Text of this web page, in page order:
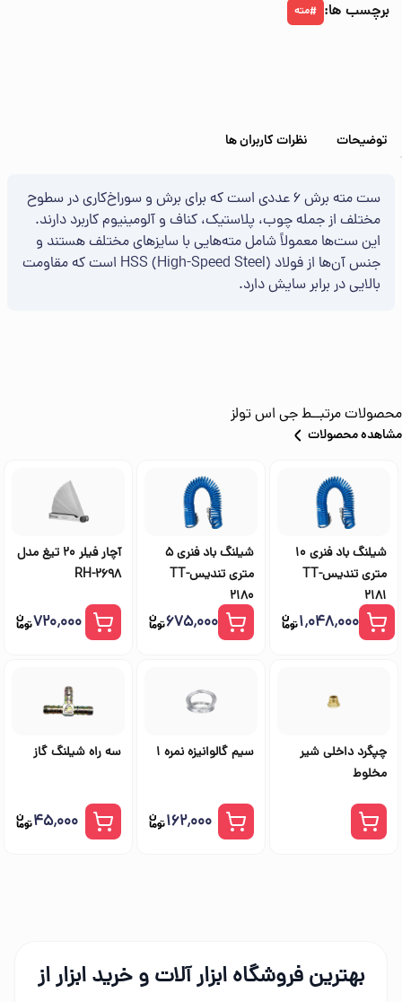
برچسب ها: #مته
توضیحات نظرات کاربران ها
ست مته برش 6 عددی است که برای برش و سوراخ‌کاری در سطوح
مختلف از جمله چوب، پلاستیک، کناف و آلومینیوم کاربرد دارند.
این ست‌ها معمولاً شامل مته‌هایی با سایزهای مختلف هستند و
جنس آن‌ها از فولاد HSS (High-Speed Steel) است که مقاومت
بالایی در برابر سایش دارد.
محصولات مرتبــطجی اس تولز
مشاهده محصولات
شیلنگ باد فنری 10
متری تندیسTT-
2181
۱٬۰۴۸٬۰۰۰
شیلنگ باد فنری 5
متری تندیسTT-
2180
۶۷۵٬۰۰۰
آچار فیلر 20 تیغ مدل
RH-2698
۷۲۰٬۰۰۰
چپگرد داخلی شیر
مخلوط
سیم گالوانیزه نمره 1
۱۶۲٬۰۰۰
سه راه شیلنگ گاز
۴۵٬۰۰۰
بهترین فروشگاه ابزار آلات و خرید ابزار از